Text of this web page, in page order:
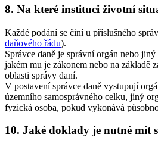
8. Na které instituci životní
Každé podání se činí u příslušného
daňového řádu).
Správce daně je správní orgán nebo
jakém mu je zákonem nebo na základě
oblasti správy daní.
V postavení správce daně vystupují
územního samosprávného celku, jiný
fyzická osoba, pokud vykonává
10. Jaké doklady je nutné mít